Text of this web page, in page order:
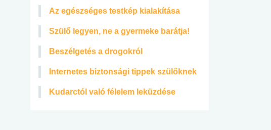
Az egészséges testkép kialakítása
Szülő legyen, ne a gyermeke barátja!
Beszélgetés a drogokról
Internetes biztonsági tippek szülőknek
Kudarctól való félelem leküzdése